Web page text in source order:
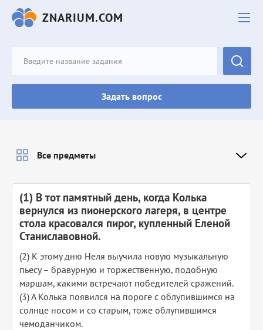
ZNARIUM.COM
Задать вопрос
(1) В тот памятный день, когда Колька
вернулся из пионерского лагеря, в центре
стола красовался пирог, купленный Еленой
Станиславовной.
(2) К этому дню Неля выучила новую музыкальную
пьесу – бравурную и торжественную, подобную
маршам, какими встречают победителей сражений.
(3) А Колька появился на пороге с облупившимся на
солнце носом и со старым, тоже облупившимся
чемоданчиком.
Все предметы